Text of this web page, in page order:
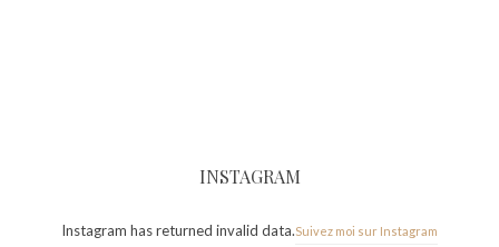
INSTAGRAM
Instagram has returned invalid data.Suivez moi sur Instagram